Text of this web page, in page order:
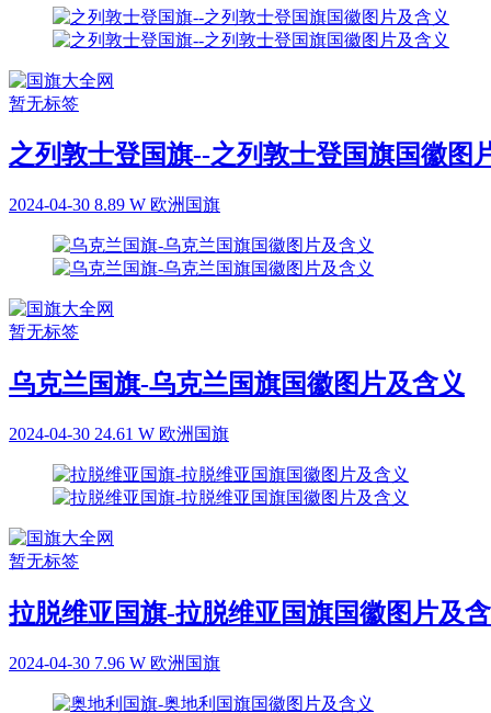
暂无标签
之列敦士登国旗--之列敦士登国旗国徽图
2024-04-30 8.89 W 欧洲国旗
暂无标签
乌克兰国旗-乌克兰国旗国徽图片及含义
2024-04-30 24.61 W 欧洲国旗
暂无标签
拉脱维亚国旗-拉脱维亚国旗国徽图片及
2024-04-30 7.96 W 欧洲国旗